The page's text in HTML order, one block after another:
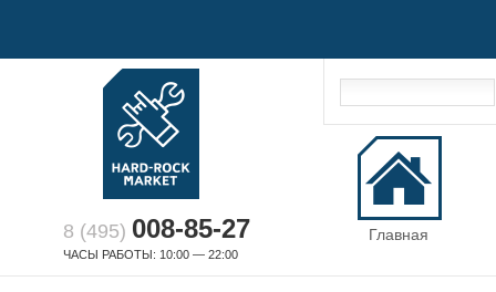
8 (495) 008-85-27
ЧАСЫ РАБОТЫ: 10:00 — 22:00
Главная